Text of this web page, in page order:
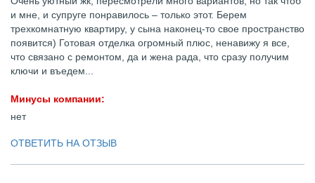
и мне, и супруге понравилось – только этот. Берем
трехкомнатную квартиру, у сына наконец-то свое пространство
появится) Готовая отделка огромный плюс, ненавижу я все,
что связано с ремонтом, да и жена рада, что сразу получим
ключи и въедем...
Минусы компании:
нет
ОТВЕТИТЬ НА ОТЗЫВ